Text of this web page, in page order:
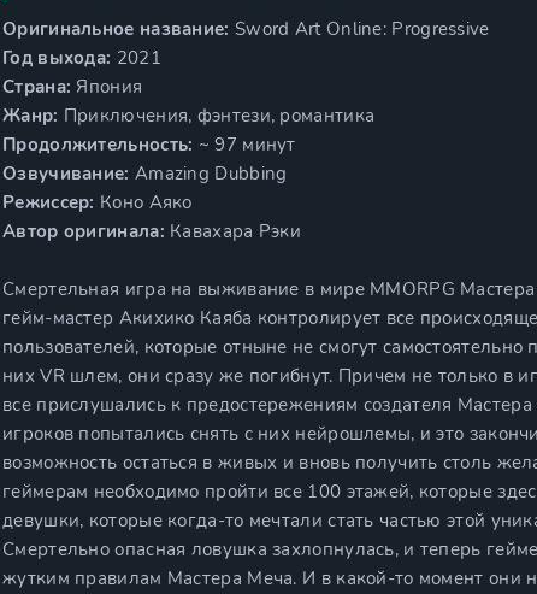
Оригинальное название: Sword Art Online: Progressive
Год выхода: 2021
Страна: Япония
Жанр: Приключения, фэнтези, романтика
Продолжительность: ~ 97 минут
Озвучивание: Amazing Dubbing
Режиссер: Коно Аяко
Автор оригинала: Кавахара Рэки
Смертельная игра на выживание в мире MMORPG
гейм-мастер Акихико Каяба контролирует все
пользователей, которые отныне не смогут самостоятельно
них VR шлем, они сразу же погибнут. Причем не только в
все прислушались к предостережениям создателя
игроков попытались снять с них нейрошлемы, и это
возможность остаться в живых и вновь получить столь
геймерам необходимо пройти все 100 этажей, которые
девушки, которые когда-то мечтали стать частью этой
Смертельно опасная ловушка захлопнулась, и теперь
жутким правилам Мастера Меча. И в какой-то момент они